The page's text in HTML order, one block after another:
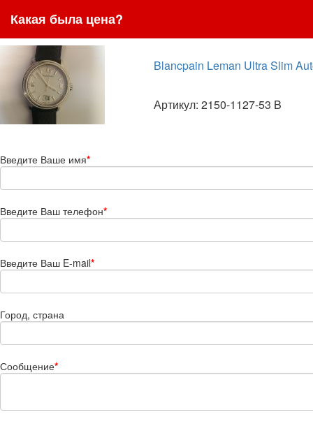
Какая была цена?
Blancpain Leman Ultra Slim
Артикул: 2150-1127-53 B
Введите Ваше имя*
Введите Ваш телефон*
Введите Ваш E-mail*
Город, страна
Сообщение*